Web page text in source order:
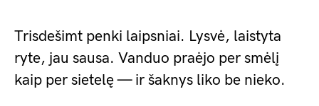
Trisdešimt penki laipsniai. Lysvė, laistyta
ryte, jau sausa. Vanduo praėjo per smėlį
kaip per sietelę — ir šaknys liko be nieko.